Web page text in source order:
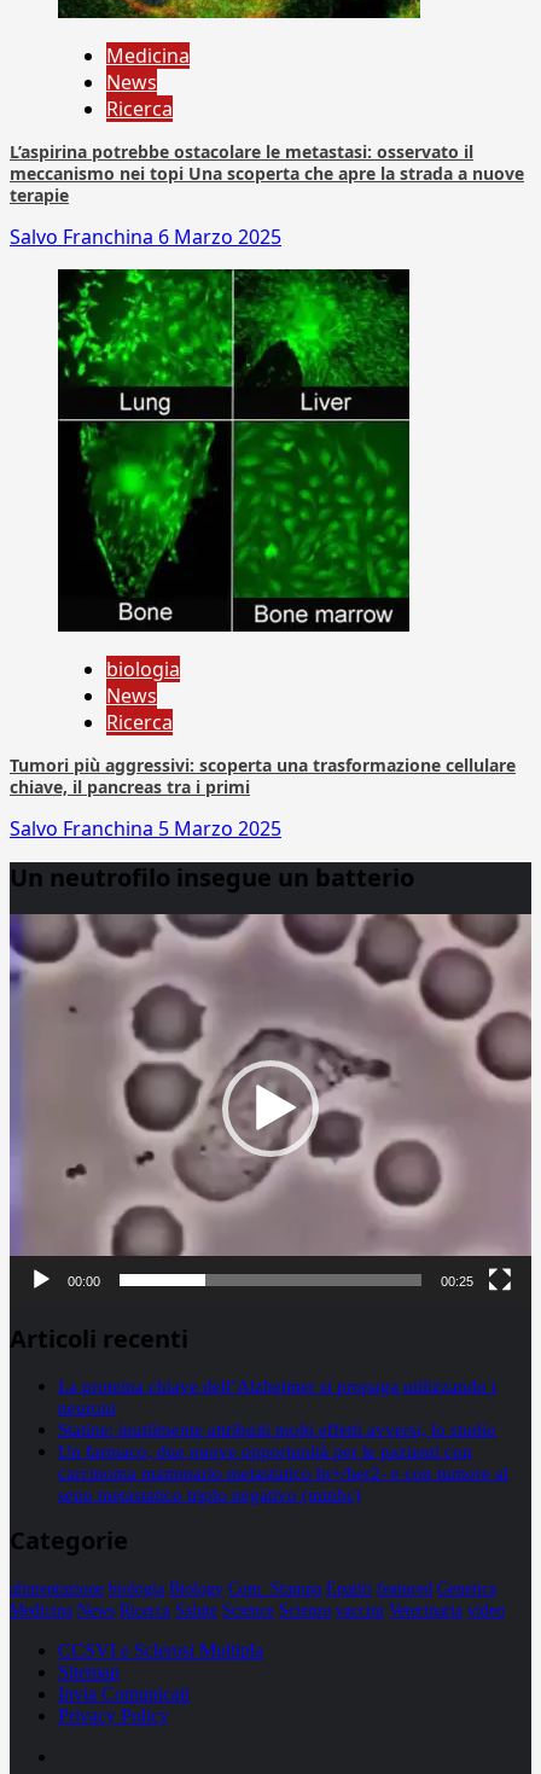
Medicina
News
Ricerca
L’aspirina potrebbe ostacolare le metastasi: osservato il
meccanismo nei topi Una scoperta che apre la strada a nuove
terapie
Salvo Franchina 6 Marzo 2025
biologia
News
Ricerca
Tumori più aggressivi: scoperta una trasformazione cellulare
chiave, il pancreas tra i primi
Salvo Franchina 5 Marzo 2025
Un neutrofilo insegue un batterio
Player
00:00 00:25
Articoli recenti
La proteina chiave dell’Alzheimer si propaga utilizzando i
neuroni
Statine: inutilmente attribuiti molti effetti avversi, lo studio
Un farmaco, due nuove opportunità per le pazienti con
carcinoma mammario metastatico hr+/her2- e con tumore al
seno metastatico triplo negativo (mtnbc)
Categorie
alimentazione biologia Biology Com. Stampa Epatiti featured Genetica
Medicina News Ricerca Salute Science Scienza vaccini Veterinaria video
CCSVI e Sclerosi Multipla
Sitemap
Invia Comunicati
Privacy Policy